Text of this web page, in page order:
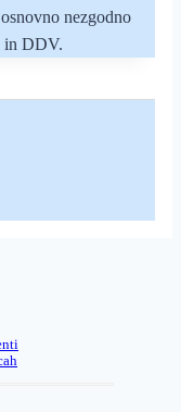
nezgodno
in DDV.